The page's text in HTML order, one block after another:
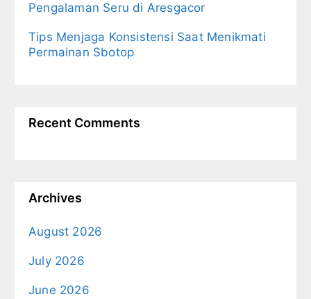
Pengalaman Seru di Aresgacor
Tips Menjaga Konsistensi Saat Menikmati
Permainan Sbotop
Recent Comments
Archives
August 2026
July 2026
June 2026